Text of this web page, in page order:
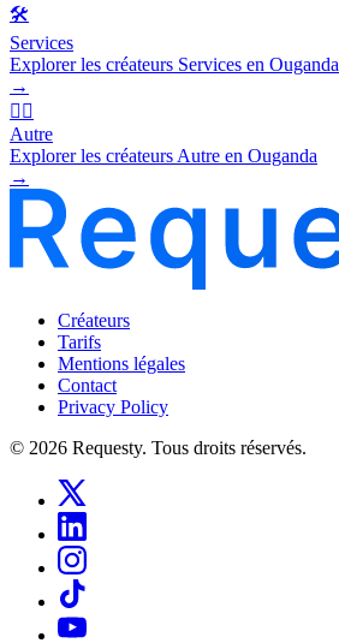
🛠️
Services
Explorer les créateurs Services en Ouganda
→
🧜‍♂️
Autre
Explorer les créateurs Autre en Ouganda
→
Créateurs
Tarifs
Mentions légales
Contact
Privacy Policy
© 2026 Requesty. Tous droits réservés.